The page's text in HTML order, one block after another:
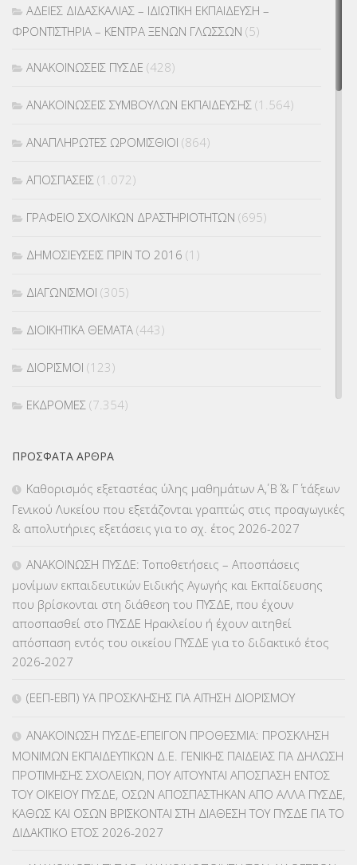
ΑΔΕΙΕΣ ΔΙΔΑΣΚΑΛΙΑΣ – ΙΔΙΩΤΙΚΗ ΕΚΠΑΙΔΕΥΣΗ –
ΦΡΟΝΤΙΣΤΗΡΙΑ – ΚΕΝΤΡΑ ΞΕΝΩΝ ΓΛΩΣΣΩΝ (5)
ΑΝΑΚΟΙΝΩΣΕΙΣ ΠΥΣΔΕ (428)
ΑΝΑΚΟΙΝΩΣΕΙΣ ΣΥΜΒΟΥΛΩΝ ΕΚΠΑΙΔΕΥΣΗΣ (1.564)
ΑΝΑΠΛΗΡΩΤΕΣ ΩΡΟΜΙΣΘΙΟΙ (864)
ΑΠΟΣΠΑΣΕΙΣ (1.072)
ΓΡΑΦΕΙΟ ΣΧΟΛΙΚΩΝ ΔΡΑΣΤΗΡΙΟΤΗΤΩΝ (695)
ΔΗΜΟΣΙΕΥΣΕΙΣ ΠΡΙΝ ΤΟ 2016 (1)
ΔΙΑΓΩΝΙΣΜΟΙ (305)
ΔΙΟΙΚΗΤΙΚΑ ΘΕΜΑΤΑ (443)
ΔΙΟΡΙΣΜΟΙ (123)
ΕΚΔΡΟΜΕΣ (7.354)
(366)
ΕΠΙΜΟΡΦΩΣΗ Τ.Π.Ε.(10)
ΚΕΣΥ(60)
ΚΕΣΥΠ(109)
ΚΠγ – ΚΡΑΤΙΚΟ ΠΙΣΤΟΠΟΙΗΤΙΚΟ ΓΛΩΣΣΟΜΑΘΕΙΑΣ
ΚΠπ- ΚΡΑΤΙΚΟ ΠΙΣΤΟΠΟΙΗΤΙΚΟ ΠΛΗΡΟΦΟΡΙΚΗΣ(12)
ΛΟΙΠΑ(309)
ΜΑΘΗΤΕΙΑ(275)
ΜΕΤΑΘΕΣΕΙΣ-ΤΟΠΟΘΕΤΗΣΕΙΣ ΒΕΛΤΙΩΣΕΙΣ(319)
ΠΡΌΣΦΑΤΑ ΆΡΘΡΑ
Καθορισμός εξεταστέας ύλης μαθημάτων Α΄, Β΄ & Γ΄ τάξεων
Γενικού Λυκείου που εξετάζονται γραπτώς στις προαγωγικές
& απολυτήριες εξετάσεις για το σχ. έτος 2026-2027
ΑΝΑΚΟΙΝΩΣΗ ΠΥΣΔΕ: Τοποθετήσεις – Αποσπάσεις
μονίμων εκπαιδευτικών Ειδικής Αγωγής και Εκπαίδευσης
που βρίσκονται στη διάθεση του ΠΥΣΔΕ, που έχουν
αποσπασθεί στο ΠΥΣΔΕ Ηρακλείου ή έχουν αιτηθεί
απόσπαση εντός του οικείου ΠΥΣΔΕ για το διδακτικό έτος
2026-2027
(ΕΕΠ-ΕΒΠ) ΥΑ ΠΡΟΣΚΛΗΣΗΣ ΓΙΑ ΑΙΤΗΣΗ ΔΙΟΡΙΣΜΟΥ
ΑΝΑΚΟΙΝΩΣΗ ΠΥΣΔΕ-ΕΠΕΙΓΟΝ ΠΡΟΘΕΣΜΙΑ: ΠΡΟΣΚΛΗΣΗ
ΜΟΝΙΜΩΝ ΕΚΠΑΙΔΕΥΤΙΚΩΝ Δ.Ε. ΓΕΝΙΚΗΣ ΠΑΙΔΕΙΑΣ ΓΙΑ ΔΗΛΩΣΗ
ΠΡΟΤΙΜΗΣΗΣ ΣΧΟΛΕΙΩΝ, ΠΟΥ ΑΙΤΟΥΝΤΑΙ ΑΠΟΣΠΑΣΗ ΕΝΤΟΣ
ΤΟΥ ΟΙΚΕΙΟΥ ΠΥΣΔΕ, ΟΣΩΝ ΑΠΟΣΠΑΣΤΗΚΑΝ ΑΠΟ ΑΛΛΑ ΠΥΣΔΕ,
ΚΑΘΩΣ ΚΑΙ ΟΣΩΝ ΒΡΙΣΚΟΝΤΑΙ ΣΤΗ ΔΙΑΘΕΣΗ ΤΟΥ ΠΥΣΔΕ ΓΙΑ ΤΟ
ΔΙΔΑΚΤΙΚΟ ΕΤΟΣ 2026-2027